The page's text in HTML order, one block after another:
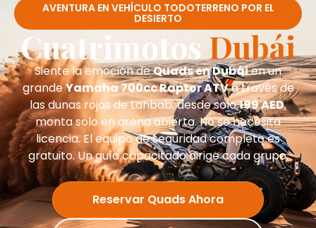
AVENTURA EN VEHÍCULO TODOTERRENO POR EL
DESIERTO
Cuatrimotos Dubái
Siente la emoción deQuads en Dubáien un
grandeYamaha 700cc Raptor ATVa través de
las dunas rojas de Lahbab. desde solo199 AED,
monta solo en arena abierta. No se necesita
licencia. El equipo de seguridad completo es
gratuito. Un guía capacitado dirige cada grupo.
Reservar Quads Ahora